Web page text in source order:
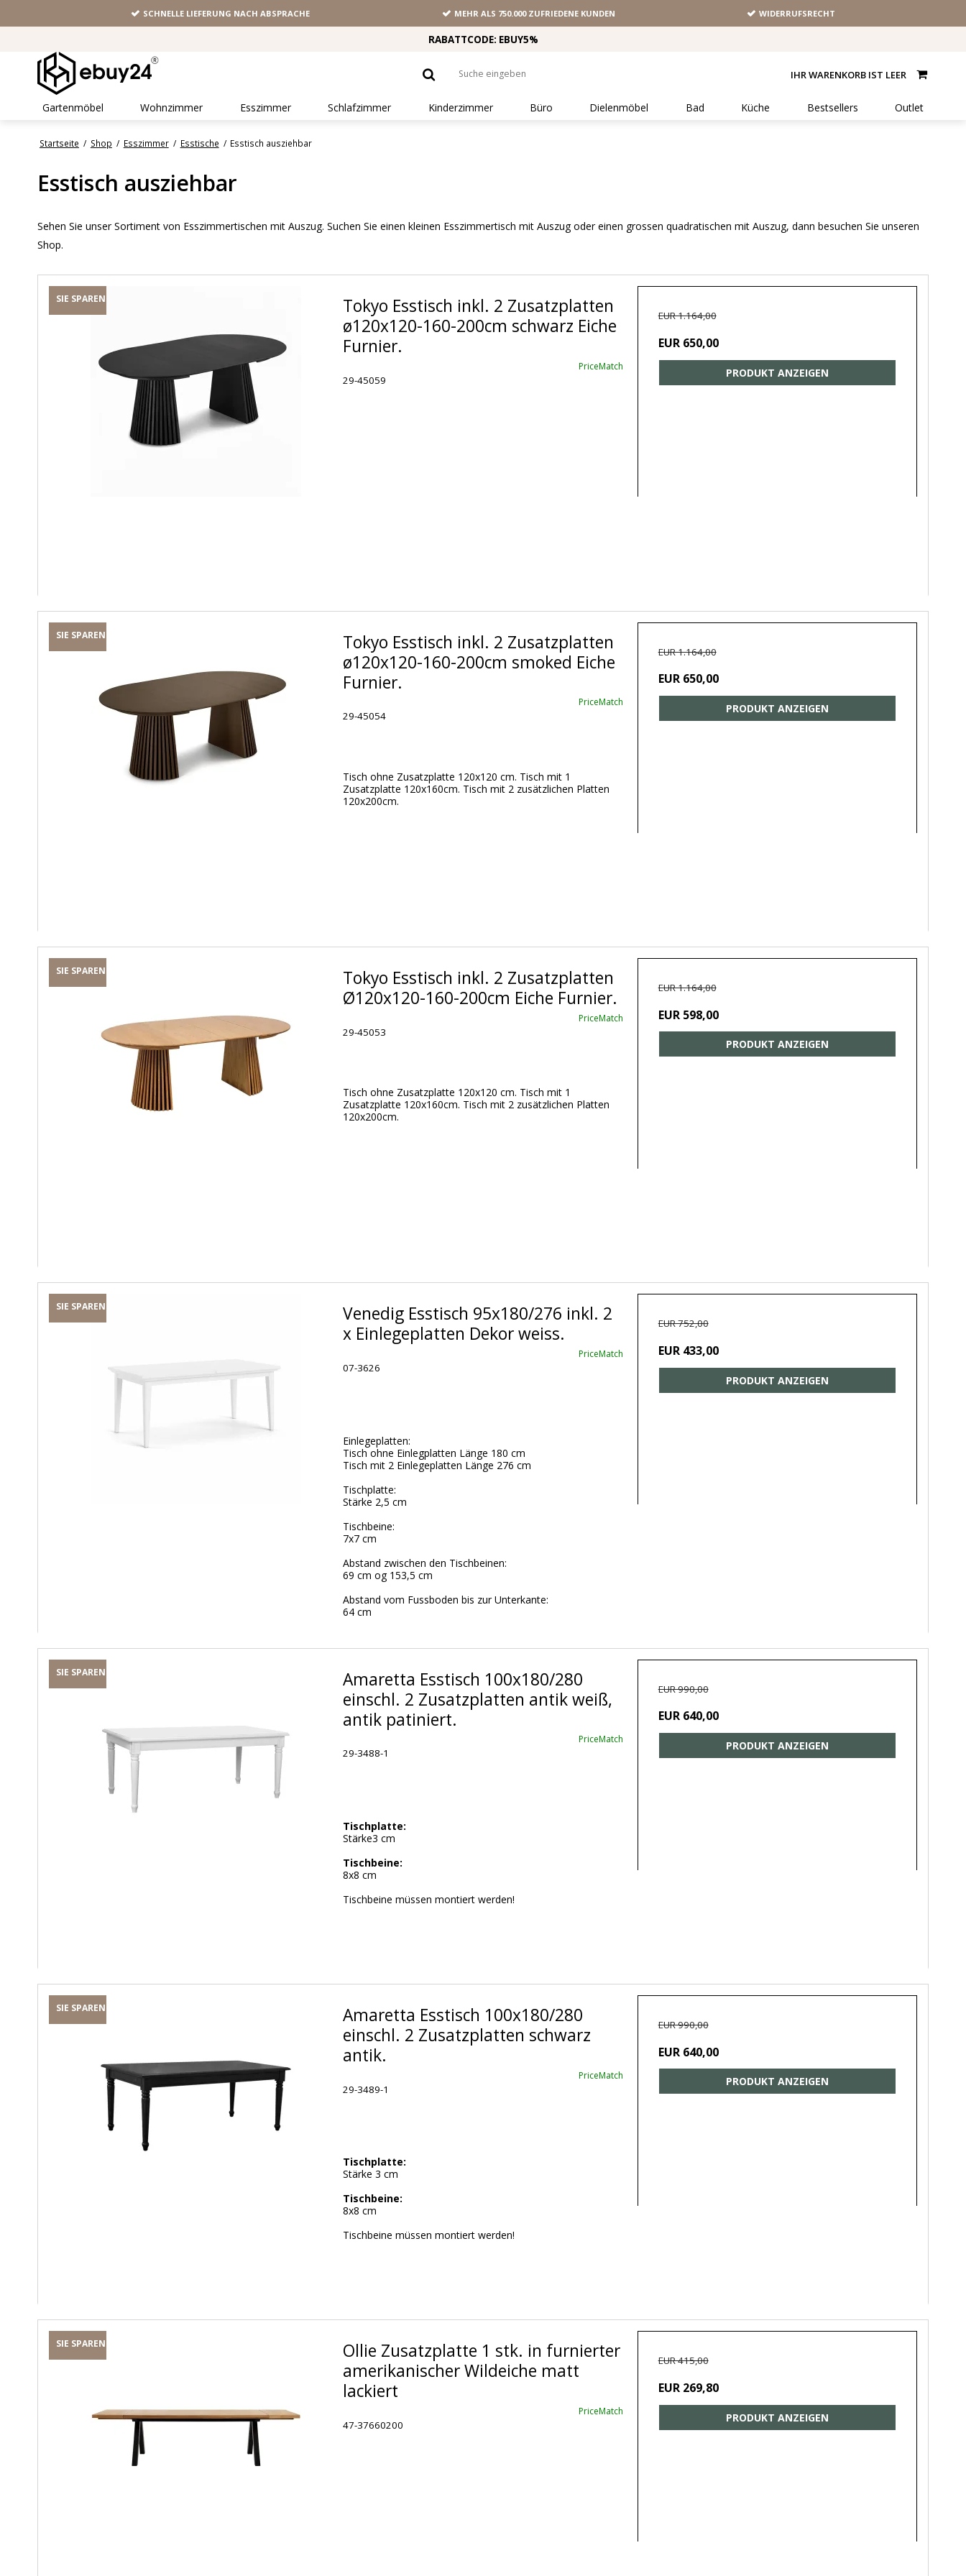
SCHNELLE LIEFERUNG NACH ABSPRACHE MEHR ALS 750.000 ZUFRIEDENE KUNDEN WIDERRUFSRECHT
RABATTCODE: EBUY5%
IHR WARENKORB IST LEER
Gartenmöbel Wohnzimmer Esszimmer Schlafzimmer Kinderzimmer Büro Dielenmöbel Bad Küche Bestsellers Outlet
Startseite / Shop / Esszimmer / Esstische / Esstisch ausziehbar
Esstisch ausziehbar
Sehen Sie unser Sortiment von Esszimmertischen mit Auszug. Suchen Sie einen kleinen Esszimmertisch mit Auszug oder einen grossen quadratischen mit Auszug, dann besuchen Sie unseren
Shop.
SIE SPAREN
Tokyo Esstisch inkl. 2 Zusatzplatten
ø120x120-160-200cm schwarz Eiche
Furnier.
PriceMatch
29-45059
EUR 1.164,00
EUR 650,00
PRODUKT ANZEIGEN
SIE SPAREN
Tokyo Esstisch inkl. 2 Zusatzplatten
ø120x120-160-200cm smoked Eiche
Furnier.
PriceMatch
29-45054
Tisch ohne Zusatzplatte 120x120 cm. Tisch mit 1
Zusatzplatte 120x160cm. Tisch mit 2 zusätzlichen Platten
120x200cm.
EUR 1.164,00
EUR 650,00
PRODUKT ANZEIGEN
SIE SPAREN
Tokyo Esstisch inkl. 2 Zusatzplatten
Ø120x120-160-200cm Eiche Furnier.
PriceMatch
29-45053
Tisch ohne Zusatzplatte 120x120 cm. Tisch mit 1
Zusatzplatte 120x160cm. Tisch mit 2 zusätzlichen Platten
120x200cm.
EUR 1.164,00
EUR 598,00
PRODUKT ANZEIGEN
SIE SPAREN
Venedig Esstisch 95x180/276 inkl. 2
x Einlegeplatten Dekor weiss.
PriceMatch
07-3626
Einlegeplatten:
Tisch ohne Einlegplatten Länge 180 cm
Tisch mit 2 Einlegeplatten Länge 276 cm
Tischplatte:
Stärke 2,5 cm
Tischbeine:
7x7 cm
Abstand zwischen den Tischbeinen:
69 cm og 153,5 cm
Abstand vom Fussboden bis zur Unterkante:
64 cm
EUR 752,00
EUR 433,00
PRODUKT ANZEIGEN
SIE SPAREN
Amaretta Esstisch 100x180/280
einschl. 2 Zusatzplatten antik weiß,
antik patiniert.
PriceMatch
29-3488-1
Tischplatte:
Stärke3 cm
Tischbeine:
8x8 cm
Tischbeine müssen montiert werden!
EUR 990,00
EUR 640,00
PRODUKT ANZEIGEN
SIE SPAREN
Amaretta Esstisch 100x180/280
einschl. 2 Zusatzplatten schwarz
antik.
PriceMatch
29-3489-1
Tischplatte:
Stärke 3 cm
Tischbeine:
8x8 cm
Tischbeine müssen montiert werden!
EUR 990,00
EUR 640,00
PRODUKT ANZEIGEN
SIE SPAREN
Ollie Zusatzplatte 1 stk. in furnierter
amerikanischer Wildeiche matt
lackiert
PriceMatch
47-37660200
EUR 415,00
EUR 269,80
PRODUKT ANZEIGEN